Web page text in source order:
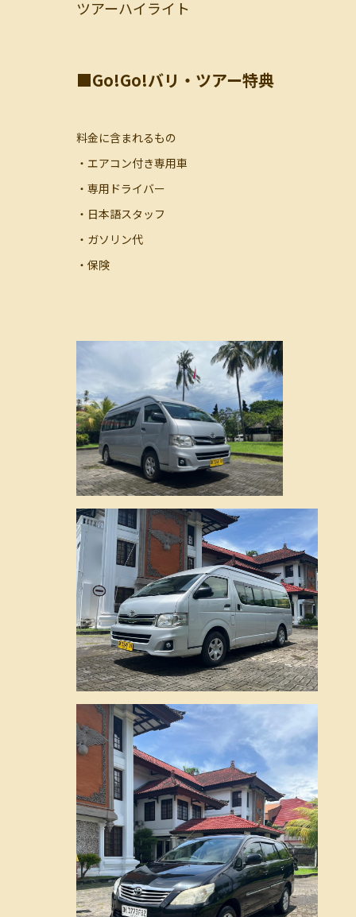
ツアーハイライト
■Go!Go!バリ・ツアー特典
料金に含まれるもの
・エアコン付き専用車
・専用ドライバー
・日本語スタッフ
・ガソリン代
・保険